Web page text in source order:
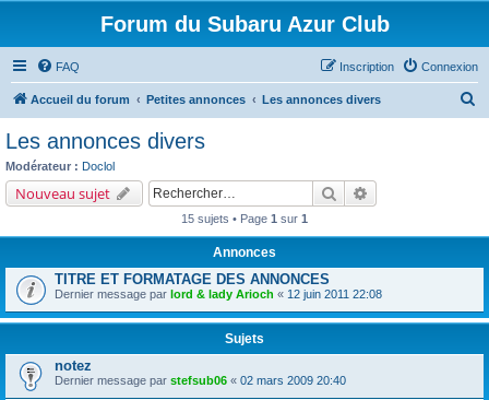
Forum du Subaru Azur Club
FAQ Connexion
Inscription
Accueil du forum Petites annonces Les annonces divers
Les annonces divers
Modérateur : Doclol
Nouveau sujet Rechercher
15 sujets • Page 1 sur 1
Annonces
TITRE ET FORMATAGE DES ANNONCES
Dernier message par lord & lady Arioch « 12 juin 2011 22:08
Sujets
notez
Dernier message par stefsub06 « 02 mars 2009 20:40